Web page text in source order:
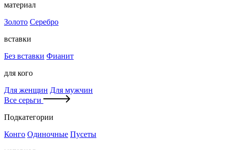
материал
Золото Серебро
вставки
Без вставки Фианит
для кого
Для женщин Для мужчин
Все серьги
Подкатегории
Конго Одиночные Пусеты